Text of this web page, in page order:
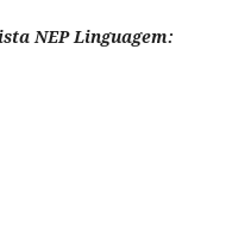
NEP Linguagem: